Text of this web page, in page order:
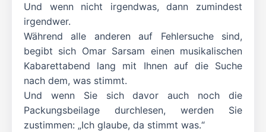
Und wenn nicht irgendwas, dann zumindest
irgendwer.
Während alle anderen auf Fehlersuche sind,
begibt sich Omar Sarsam einen musikalischen
Kabarettabend lang mit Ihnen auf die Suche
nach dem, was stimmt.
Und wenn Sie sich davor auch noch die
Packungsbeilage durchlesen, werden Sie
zustimmen: „Ich glaube, da stimmt was.“